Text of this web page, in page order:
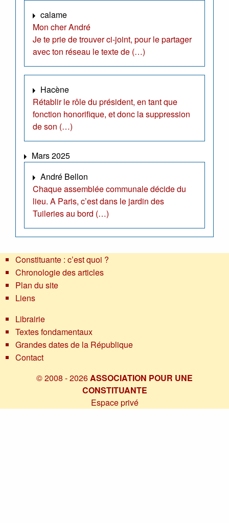
calame
Mon cher André
Je te prie de trouver ci-joint, pour le partager
avec ton réseau le texte de (…)
Hacène
Rétablir le rôle du président, en tant que
fonction honorifique, et donc la suppression
de son (…)
Mars 2025
André Bellon
Chaque assemblée communale décide du
lieu. A Paris, c’est dans le jardin des
Tuileries au bord (…)
Constituante : c’est quoi ?
Chronologie des articles
Plan du site
Liens
Librairie
Textes fondamentaux
Grandes dates de la République
Contact
© 2008 - 2026ASSOCIATION POUR UNE
CONSTITUANTE
Espace privé